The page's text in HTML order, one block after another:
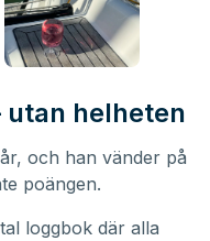
utan helheten
och han vänder på
poängen.
loggbok där alla